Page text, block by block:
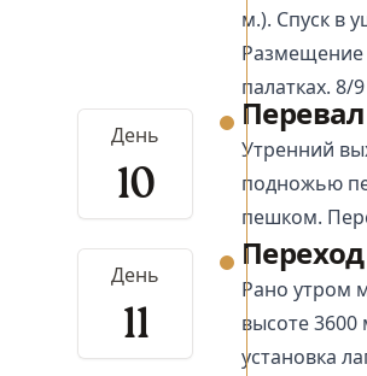
м.). Спуск в
Размещение
палатках. 8/
День
10
Утренний
подножью
пешком.
День
11
Рано утром
высоте 3600
установка